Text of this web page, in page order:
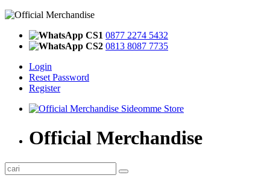
CS1 0877 2274 5432
CS2 0813 8087 7735
Login
Reset Password
Register
Official Merchandise